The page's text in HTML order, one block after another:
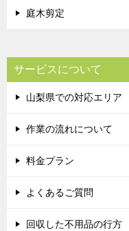
庭木剪定
サービスについて
山梨県での対応エリア
作業の流れについて
料金プラン
よくあるご質問
回収した不用品の行方